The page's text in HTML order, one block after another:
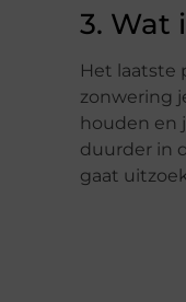
3. Wat
Het laatste
zonwering
houden en
duurder in
gaat